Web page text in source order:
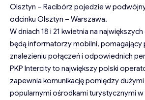
Olsztyn – Racibórz pojedzie w
odcinku Olsztyn – Warszawa.
W dniach 18 i 21 kwietnia na
będą informatorzy mobilni, pomagający
znalezieniu połączeń i odpowiednich
PKP Intercity to największy polski
zapewnia komunikację pomiędzy
popularnymi ośrodkami turystycznymi w